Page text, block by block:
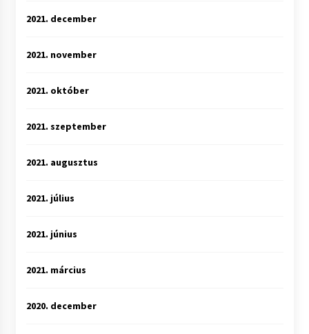
2021. december
2021. november
2021. október
2021. szeptember
2021. augusztus
2021. július
2021. június
2021. március
2020. december